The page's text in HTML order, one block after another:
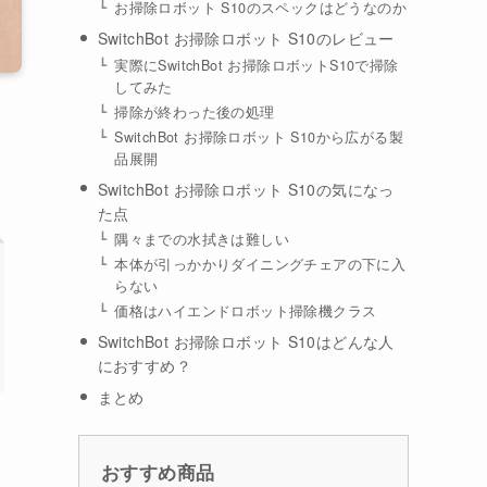
お掃除ロボット S10のスペックはどうなのか
SwitchBot お掃除ロボット S10のレビュー
実際にSwitchBot お掃除ロボットS10で掃除
してみた
掃除が終わった後の処理
SwitchBot お掃除ロボット S10から広がる製
品展開
SwitchBot お掃除ロボット S10の気になっ
た点
隅々までの水拭きは難しい
本体が引っかかりダイニングチェアの下に入
らない
価格はハイエンドロボット掃除機クラス
SwitchBot お掃除ロボット S10はどんな人
におすすめ？
まとめ
おすすめ商品